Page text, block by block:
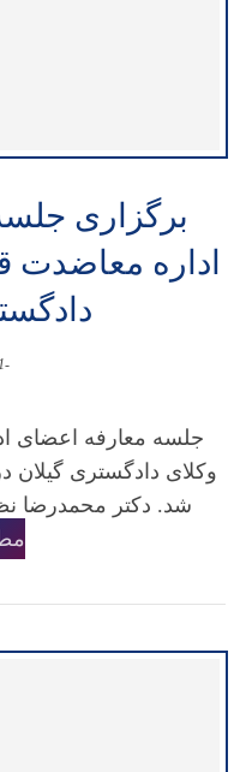
برگزاری
اداره معاضدت
جلسه معارفه اعضای
وکلای دادگستری گیلان
شد. دکتر محمدرضا